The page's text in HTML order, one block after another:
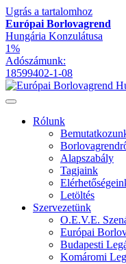
Ugrás a tartalomhoz
Európai Borlovagrend
Hungária Konzulátusa
1%
Adószámunk:
18599402-1-08
Rólunk
Alapszabály
Tagjaink
Letöltés
Szervezetünk
O.E.V.E.
Európai
Budapesti
Komáromi